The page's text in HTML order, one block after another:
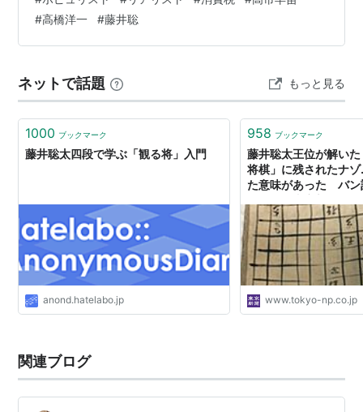
のもの）と引き換えに行われてきた。 大平正芳（1979
年）： オイルショック後の財政危機を直視し「一般消費
税」を唱えるも、党内外の猛反発を受け大敗。四十日抗
逝。 竹下登（1989年）： 世論の猛バッシングと「万死
に値する」との批判を浴びながら…
#高橋洋一 #藤井聡
ネットで話題 もっと見る
1000 ブックマーク
藤井聡太四段で学ぶ「観る将」入門
anond.hatelabo.jp
958 ブックマーク
藤井聡太王位が解い
将棋」に残されたナ
た意味があった バン
www.tokyo-np.co.jp
関連ブログ